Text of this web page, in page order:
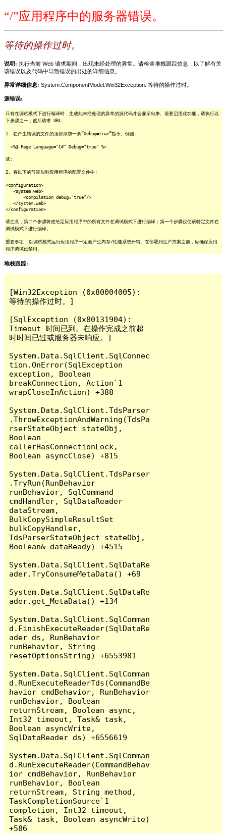
“/”应用程序中的服务器错误。
等待的操作过时。
说明: 执行当前 Web 请求期间，出现未经处理的异常。请检查堆栈跟踪信息，以了解有关
该错误以及代码中导致错误的出处的详细信息。
异常详细信息: System.ComponentModel.Win32Exception: 等待的操作过时。
源错误:
只有在调试模式下进行编译时，生成此未经处理的异常的源代码才会显示出来。若要启用此功能，请执行以
下步骤之一，然后请求 URL:
1. 在产生错误的文件的顶部添加一条“Debug=true”指令。例如:
<%@ Page Language="C#" Debug="true" %>
或:
2. 将以下的节添加到应用程序的配置文件中:
<configuration>
<system.web>
<compilation debug="true"/>
</system.web>
</configuration>
请注意，第二个步骤将使给定应用程序中的所有文件在调试模式下进行编译；第一个步骤仅使该特定文件在
调试模式下进行编译。
重要事项: 以调试模式运行应用程序一定会产生内存/性能系统开销。在部署到生产方案之前，应确保应用
程序调试已禁用。
堆栈跟踪:
[Win32Exception (0x80004005):
等待的操作过时。]
[SqlException (0x80131904):
Timeout 时间已到。在操作完成之前超
时时间已过或服务器未响应。]
System.Data.SqlClient.SqlConnec
tion.OnError(SqlException
exception, Boolean
breakConnection, Action`1
wrapCloseInAction) +388
System.Data.SqlClient.TdsParser
.ThrowExceptionAndWarning(TdsPa
rserStateObject stateObj,
Boolean
callerHasConnectionLock,
Boolean asyncClose) +815
System.Data.SqlClient.TdsParser
.TryRun(RunBehavior
runBehavior, SqlCommand
cmdHandler, SqlDataReader
dataStream,
BulkCopySimpleResultSet
bulkCopyHandler,
TdsParserStateObject stateObj,
Boolean& dataReady) +4515
System.Data.SqlClient.SqlDataRe
ader.TryConsumeMetaData() +69
System.Data.SqlClient.SqlDataRe
ader.get_MetaData() +134
System.Data.SqlClient.SqlComman
d.FinishExecuteReader(SqlDataRe
ader ds, RunBehavior
runBehavior, String
resetOptionsString) +6553981
System.Data.SqlClient.SqlComman
d.RunExecuteReaderTds(CommandBe
havior cmdBehavior, RunBehavior
runBehavior, Boolean
returnStream, Boolean async,
Int32 timeout, Task& task,
Boolean asyncWrite,
SqlDataReader ds) +6556619
System.Data.SqlClient.SqlComman
d.RunExecuteReader(CommandBehav
ior cmdBehavior, RunBehavior
runBehavior, Boolean
returnStream, String method,
TaskCompletionSource`1
completion, Int32 timeout,
Task& task, Boolean asyncWrite)
+586